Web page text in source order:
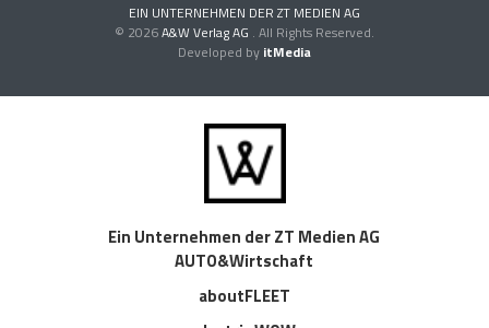
EIN UNTERNEHMEN DER ZT MEDIEN AG
© 2026A&W Verlag AG . All Rights Reserved.
Developed by itMedia
Ein Unternehmen der ZT Medien AG
AUTO&Wirtschaft
aboutFLEET